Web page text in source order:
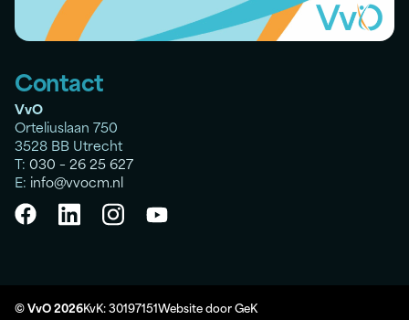
Contact
VvO
Orteliuslaan 750
3528 BB Utrecht
T: 030 – 26 25 627
E: info@vvocm.nl
© VvO 2026KvK: 30197151Website doorGeK